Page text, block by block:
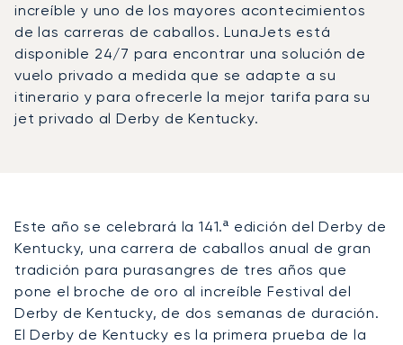
increíble y uno de los mayores acontecimientos
de las carreras de caballos. LunaJets está
disponible 24/7 para encontrar una solución de
vuelo privado a medida que se adapte a su
itinerario y para ofrecerle la mejor tarifa para su
jet privado al Derby de Kentucky.
Este año se celebrará la 141.ª edición del Derby de
Kentucky, una carrera de caballos anual de gran
tradición para purasangres de tres años que
pone el broche de oro al increíble Festival del
Derby de Kentucky, de dos semanas de duración.
El Derby de Kentucky es la primera prueba de la